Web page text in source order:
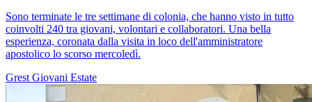
Sono terminate le tre settimane di colonia, che hanno visto in tutto
coinvolti 240 tra giovani, volontari e collaboratori. Una bella
esperienza, coronata dalla visita in loco dell'amministratore
apostolico lo scorso mercoledì.
Grest Giovani Estate